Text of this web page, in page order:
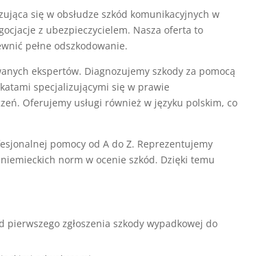
się w obsłudze szkód komunikacyjnych w
z ubezpieczycielem. Nasza oferta to
pełne odszkodowanie.
ekspertów. Diagnozujemy szkody za pomocą
specjalizującymi się w prawie
Oferujemy usługi również w języku polskim, co
pomocy od A do Z. Reprezentujemy
norm w ocenie szkód. Dzięki temu
zgłoszenia szkody wypadkowej do